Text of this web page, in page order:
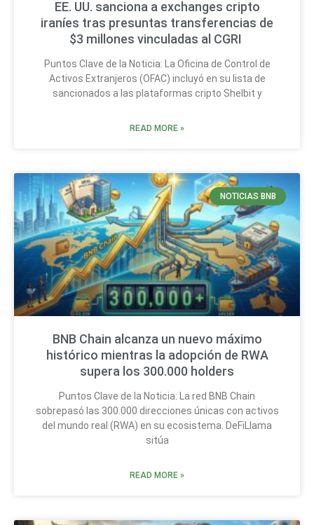
EE. UU. sanciona a exchanges cripto
iraníes tras presuntas transferencias de
$3 millones vinculadas al CGRI
Puntos Clave de la Noticia: La Oficina de Control de
Activos Extranjeros (OFAC) incluyó en su lista de
sancionados a las plataformas cripto Shelbit y
READ MORE »
NOTICIAS BNB
BNB Chain alcanza un nuevo máximo
histórico mientras la adopción de RWA
supera los 300.000 holders
Puntos Clave de la Noticia: La red BNB Chain
sobrepasó las 300.000 direcciones únicas con activos
del mundo real (RWA) en su ecosistema. DeFiLlama
sitúa
READ MORE »